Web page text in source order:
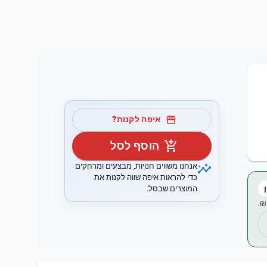
storefront איפה לקנות?
add_shopping_cart הוסף לסל
insightsאנחנו משווים חנויות, מבצעים ומרחקים
כדי להראות איפה שווה לקנות את
המוצרים שבסל.